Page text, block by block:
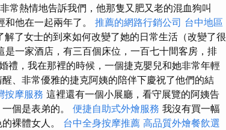
常熱情地告訴我們，他那隻又肥又老的混血狗叫
他在一起兩年了。 推薦的網路行銷公司 台中地區
解了女士的到來如何改變了她的日常生活（改變了很
一家酒店，有三百個床位，一百七十間客房，排
禮，我在那裡的時候，一個捷克嬰兒和她非常年輕
、非常優雅的捷克阿姨的陪伴下慶祝了他們的結
按摩服務 這裡還有一個小展廳，看守展覽的阿姨告
個是表弟的。 便捷自助式外燴服務 我沒有買一幅
裸體女人。 台中全身按摩推薦 高品質外燴餐飲選